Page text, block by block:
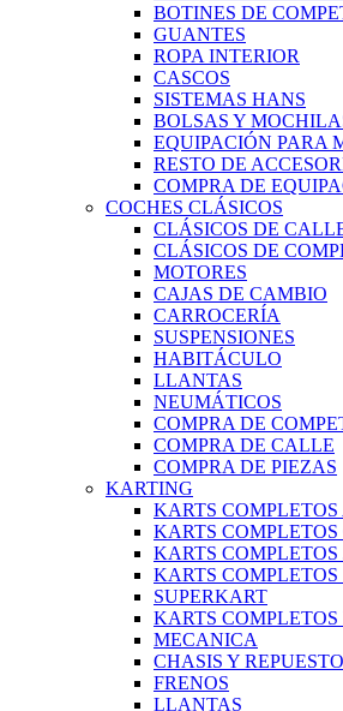
BOTINES DE
GUANTES
ROPA INTERIOR
CASCOS
SISTEMAS HANS
BOLSAS Y
EQUIPACIÓN PARA
RESTO DE
COMPRA DE
COCHES CLÁSICOS
CLÁSICOS DE
CLÁSICOS DE
MOTORES
CAJAS DE CAMBIO
CARROCERÍA
SUSPENSIONES
HABITÁCULO
LLANTAS
NEUMÁTICOS
COMPRA DE
COMPRA DE CALLE
COMPRA DE PIEZAS
KARTING
KARTS
KARTS
KARTS COMPLETOS
KARTS COMPLETOS
SUPERKART
KARTS
MECANICA
CHASIS Y
FRENOS
LLANTAS